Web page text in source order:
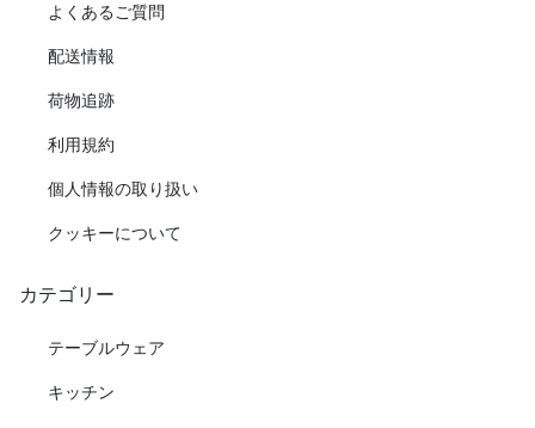
よくあるご質問
配送情報
荷物追跡
利用規約
個人情報の取り扱い
クッキーについて
カテゴリー
テーブルウェア
キッチン